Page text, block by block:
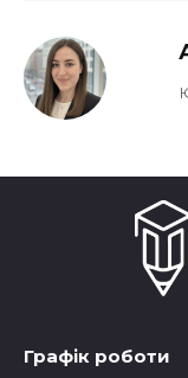
Графік роботи